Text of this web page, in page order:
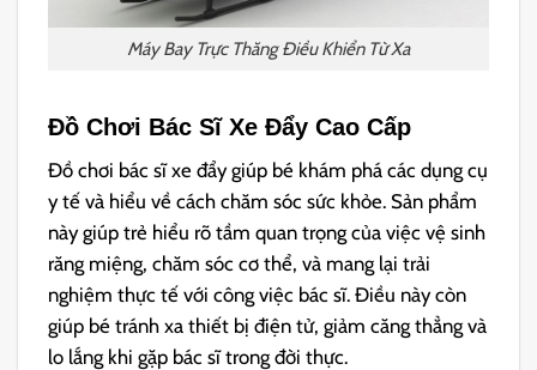
Máy Bay Trực Thăng Điều Khiển Từ Xa
Đồ Chơi Bác Sĩ Xe Đẩy Cao Cấp
Đồ chơi bác sĩ xe đẩy giúp bé khám phá các dụng cụ
y tế và hiểu về cách chăm sóc sức khỏe. Sản phẩm
này giúp trẻ hiểu rõ tầm quan trọng của việc vệ sinh
răng miệng, chăm sóc cơ thể, và mang lại trải
nghiệm thực tế với công việc bác sĩ. Điều này còn
giúp bé tránh xa thiết bị điện tử, giảm căng thẳng và
lo lắng khi gặp bác sĩ trong đời thực.